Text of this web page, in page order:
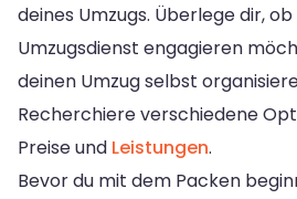
deines Umzugs. Überlege dir,
Umzugsdienst engagieren
deinen Umzug selbst
Recherchiere verschiedene
Preise und Leistungen.
Bevor du mit dem Packen